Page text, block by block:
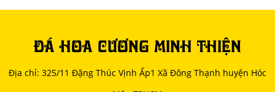
ĐÁ HOA CƯƠNG MINH THIỆN
Địa chỉ: 325/11 Đặng Thúc Vịnh Ấp1 Xã Đông Thạnh huyện Hóc